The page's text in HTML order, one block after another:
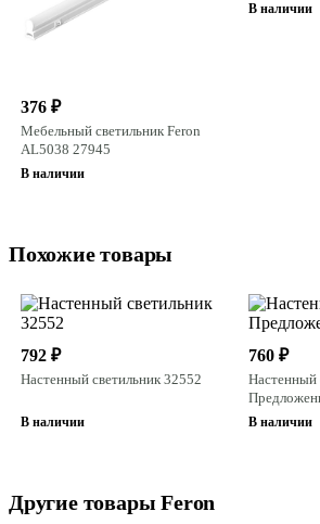
376 ₽
Мебельный светильник Feron
AL5038 27945
В наличии
В наличии
Похожие товары
792 ₽
Настенный светильник 32552
В наличии
760 ₽
Настенный
В наличии
Другие товары Feron